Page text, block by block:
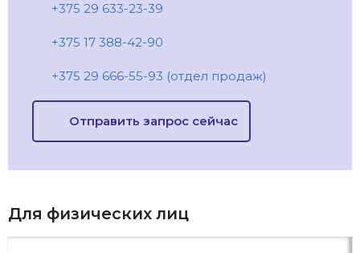
+375 29 633-23-39
+375 17 388-42-90
+375 29 666-55-93 (отдел продаж)
Отправить запрос сейчас
Для физических лиц